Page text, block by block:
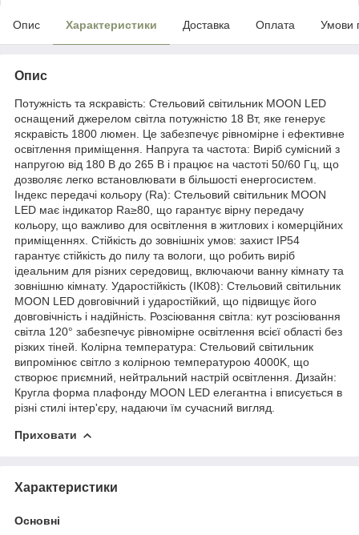
Опис Характеристики Доставка Оплата Умови
Опис
Потужність та яскравість: Стельовий світильник MOON LED
оснащений джерелом світла потужністю 18 Вт, яке генерує
яскравість 1800 люмен. Це забезпечує рівномірне і ефективне
освітлення приміщення. Напруга та частота: Виріб сумісний з
напругою від 180 В до 265 В і працює на частоті 50/60 Гц, що
дозволяє легко встановлювати в більшості енергосистем.
Індекс передачі кольору (Ra): Стельовий світильник MOON
LED має індикатор Ra≥80, що гарантує вірну передачу
кольору, що важливо для освітлення в житлових і комерційних
приміщеннях. Стійкість до зовнішніх умов: захист IP54
гарантує стійкість до пилу та вологи, що робить виріб
ідеальним для різних середовищ, включаючи ванну кімнату та
зовнішню кімнату. Ударостійкість (IK08): Стельовий світильник
MOON LED довговічний і ударостійкий, що підвищує його
довговічність і надійність. Розсіювання світла: кут розсіювання
світла 120° забезпечує рівномірне освітлення всієї області без
різких тіней. Колірна температура: Стельовий світильник
випромінює світло з колірною температурою 4000K, що
створює приємний, нейтральний настрій освітлення. Дизайн:
Кругла форма плафонду MOON LED елегантна і вписується в
різні стилі інтер'єру, надаючи їм сучасний вигляд.
Приховати
Характеристики
Основні